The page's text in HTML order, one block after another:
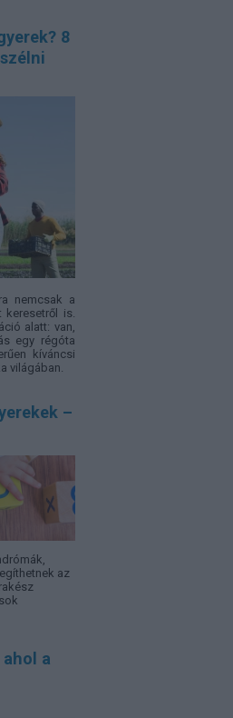
8
nemcsak a
keresetről is.
alatt: van,
egy régóta
kíváncsi
világában.
–
az
a